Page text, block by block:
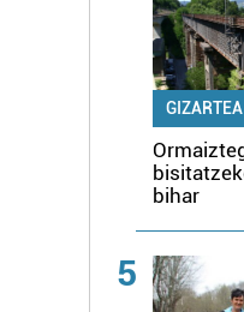
GIZARTEA
bihar
5